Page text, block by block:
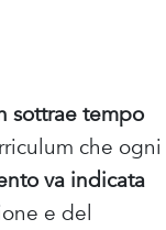
sottrae tempo
che ogni
va indicata
e del